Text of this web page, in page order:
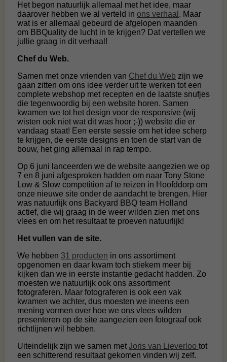
Het begon natuurlijk allemaal met het idee, maar
daarover hebben we al verteld in ons verhaal . Maar
wat is er allemaal gebeurd de afgelopen maanden
om BBQuality de lucht in te krijgen? Dat vertellen we
jullie graag in dit verhaal!
Chef du Web.
Samen met onze vrienden van Chef du Web zijn we
gaan zitten om ons idee verder uit te werken tot een
complete webshop met recepten en de laatste snufjes
die tegenwoordig bij een website horen. Samen
kwamen we tot het design voor de responsive (wij
wisten ook niet wat dit was hoor ;-)) website die er
vandaag staat! Een eerste sessie om het idee scherp
te krijgen, de eerste designs en toen de start van de
bouw, het ging allemaal in rap tempo.
Op 6 juni lanceerden we de website aangezien we op
7 en 8 juni afgesproken hadden om naar Tony Stone
Low & Slow competition af te reizen in Hoofddorp om
onze nieuwe site onder de aandacht te brengen. Hier
was natuurlijk ons Backyard BBQ team Holland
actief, die wij graag in de weer wilden zien met ons
vlees en om het resultaat te proeven natuurlijk!
Het vullen van de site.
We hebben 31 producten in ons assortiment
opgenomen en daar kwam toch stiekem meer bij
kijken dan we in eerste instantie gedacht hadden. Zo
moesten we natuurlijk ook ons assortiment
fotograferen. Maar fotograferen is ook een vak
kwamen we achter, dus moesten we ineens een
mening vormen over hoe we ons vlees wilden
presenteren op de site aangezien een fotograaf ook
richtlijnen wil hebben.
Uiteindelijk zijn we samen met Joris van Lieverloo tot
een schitterend resultaat gekomen vinden wij zelf.